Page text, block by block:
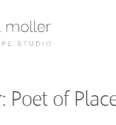
Poet of